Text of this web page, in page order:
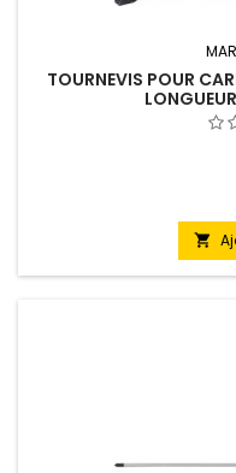
TOURNEVIS POUR
